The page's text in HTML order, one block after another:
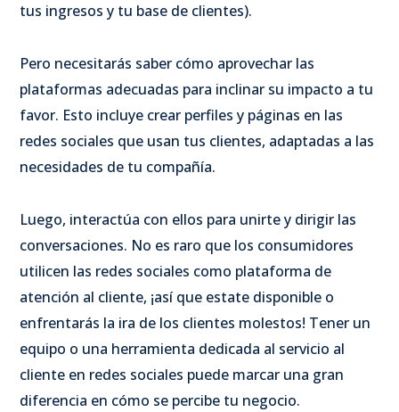
tus ingresos y tu base de clientes).
Pero necesitarás saber cómo aprovechar las
plataformas adecuadas para inclinar su impacto a tu
favor. Esto incluye crear perfiles y páginas en las
redes sociales que usan tus clientes, adaptadas a las
necesidades de tu compañía.
Luego, interactúa con ellos para unirte y dirigir las
conversaciones. No es raro que los consumidores
utilicen las redes sociales como plataforma de
atención al cliente, ¡así que estate disponible o
enfrentarás la ira de los clientes molestos! Tener un
equipo o una herramienta dedicada al servicio al
cliente en redes sociales puede marcar una gran
diferencia en cómo se percibe tu negocio.